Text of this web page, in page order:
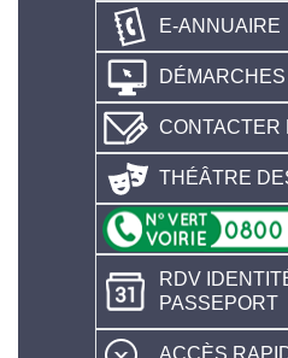
E-ANNUAIRE
CONTACTER
THÉÂTRE
RDV
PASSEPORT
ACCÈS